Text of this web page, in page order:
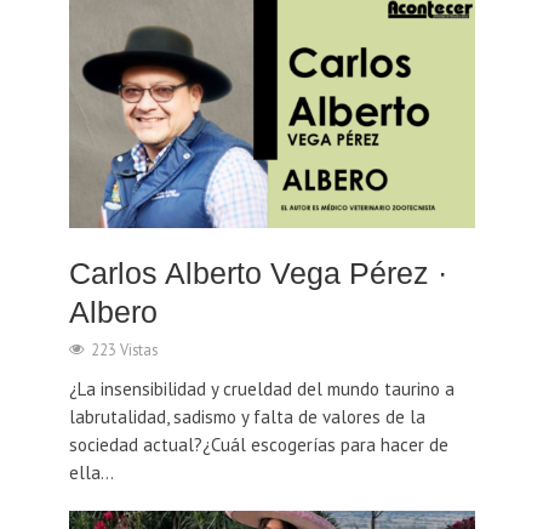
Carlos Alberto Vega Pérez ·
Albero
223 Vistas
¿La insensibilidad y crueldad del mundo taurino a
labrutalidad, sadismo y falta de valores de la
sociedad actual?¿Cuál escogerías para hacer de
ella...